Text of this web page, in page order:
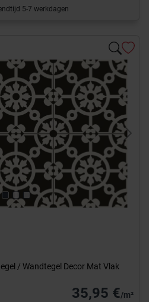
5-7 werkdagen
Next
/ Wandtegel Decor Mat Vlak
35,95 €/m²